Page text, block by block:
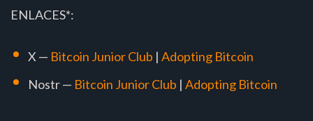
ENLACES*:
X — Bitcoin Junior Club | Adopting Bitcoin
Nostr — Bitcoin Junior Club | Adopting Bitcoin